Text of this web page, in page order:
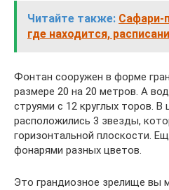
Читайте также: Сафари-
где находится,
Фонтан сооружен в форме
размере 20 на 20 метров. А
струями с 12 круглых торов. В
расположились 3 звезды,
горизонтальной плоскости.
фонарями разных цветов.
Это грандиозное зрелище вы